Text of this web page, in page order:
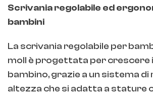
Scrivania regolabile ed
bambini
La scrivania regolabile per
moll è progettata per crescere
bambino, grazie a un sistema di
altezza che si adatta a stature